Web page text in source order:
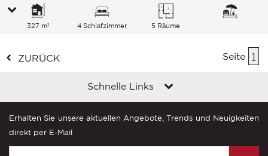
327 m² 4 Schlafzimmer 5 Räume
ZURÜCK Seite 1
Schnelle Links
Erhalten Sie unsere aktuellen Angebote, Trends und Neuigkeiten
direkt per E-Mail